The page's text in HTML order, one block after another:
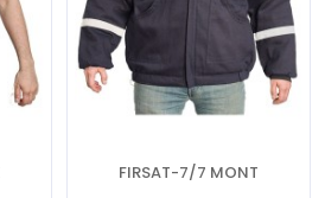
FIRSAT-7/7 MONT